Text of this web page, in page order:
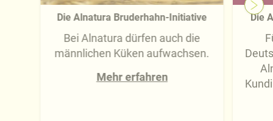
Die Alnatura Bruderhahn-Initiative
Bei Alnatura dürfen auch die
männlichen Küken aufwachsen.
Mehr erfahren
Die